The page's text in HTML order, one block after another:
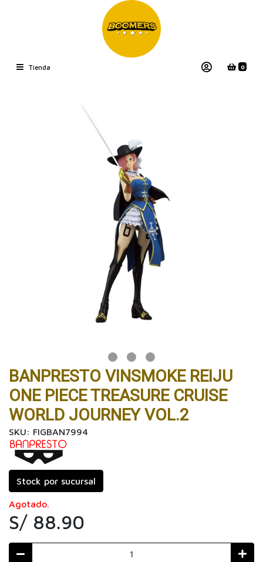
Tienda 0
BANPRESTO VINSMOKE REIJU
ONE PIECE TREASURE CRUISE
WORLD JOURNEY VOL.2
SKU: FIGBAN7994
Stock por sucursal
Agotado.
S/ 88.90